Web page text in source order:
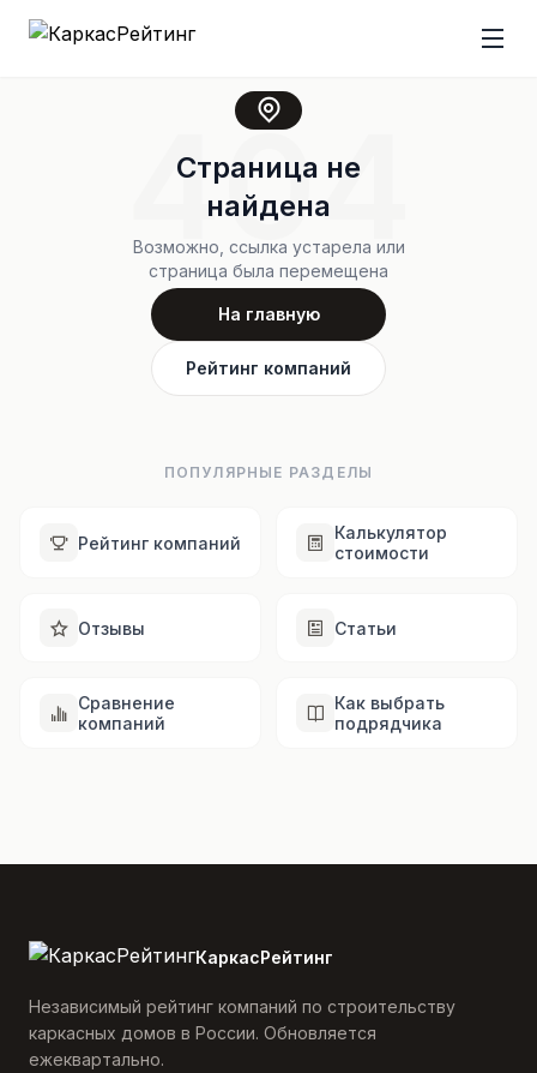
404
Страница не
найдена
Возможно, ссылка устарела или
страница была перемещена
На главную
Рейтинг компаний
ПОПУЛЯРНЫЕ РАЗДЕЛЫ
Рейтинг компаний
Калькулятор
стоимости
Отзывы Статьи
Сравнение
компаний
Как выбрать
подрядчика
КаркасРейтинг
Независимый рейтинг компаний по строительству
каркасных домов в России. Обновляется
ежеквартально.